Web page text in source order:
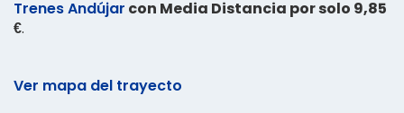
Trenes Andújar con Media Distancia por solo 9,85
€.
Ver mapa del trayecto